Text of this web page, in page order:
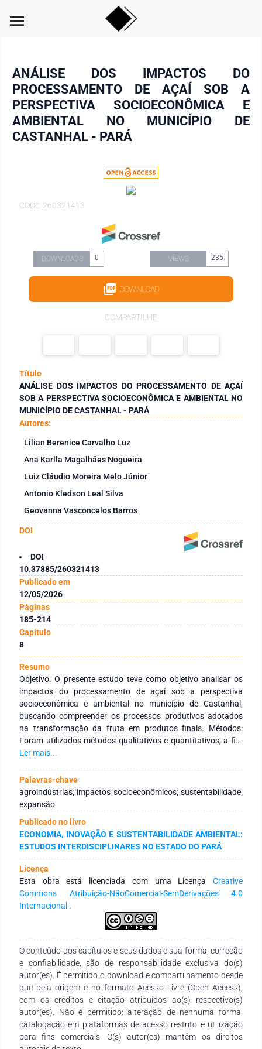
menu
ANÁLISE DOS IMPACTOS DO
PROCESSAMENTO DE AÇAÍ SOB A
PERSPECTIVA SOCIOECONÔMICA E
AMBIENTAL NO MUNICÍPIO DE
CASTANHAL - PARÁ
CODE: 260321413
DOWNLOADS 0 VIEWS 235
DOWNLOAD
COMPARTILHE
Título
ANÁLISE DOS IMPACTOS DO PROCESSAMENTO DE AÇAÍ
SOB A PERSPECTIVA SOCIOECONÔMICA E AMBIENTAL NO
MUNICÍPIO DE CASTANHAL - PARÁ
Autores:
Lilian Berenice Carvalho Luz
Ana Karlla Magalhães Nogueira
Luiz Cláudio Moreira Melo Júnior
Antonio Kledson Leal Silva
Geovanna Vasconcelos Barros
DOI
DOI
10.37885/260321413
Publicado em
12/05/2026
Páginas
185-214
Capítulo
8
Resumo
Objetivo: O presente estudo teve como objetivo analisar os
impactos do processamento de açaí sob a perspectiva
socioeconômica e ambiental no município de Castanhal,
buscando compreender os processos produtivos adotados
na transformação da fruta em produtos finais. Métodos:
Foram utilizados métodos qualitativos e quantitativos, a fim
de compreender com precisão as informações coletadas,
pesquisa de campo. O instrumento de pesquisa foi conduzido
por meio de um questionário com perguntas abertas e
fechadas, aplicado aos responsáveis técnicos das
agroindústrias de açaí do município. Resultados: A análise
dos dados revela que as empresas garantem o fornecimento
de matéria-prima por meio de diversos municípios,
destacando-se a região do Baixo Tocantins. Tal dinâmica
revela a expansão dos canais de acesso ao açaí e o
crescimento do consumo no município local e em outras
regiões. Observou-se ainda que o período de safra tende a
estimular a diversificação dos produtos derivados, além da
geração de renda e empregos temporários. No aspecto
ambiental, as empresas não possuem programas formais de
mecanismos de apoio para alinhar-se às normas ambientais,
de saúde e qualidade do produto. Conclusão: Conclui-se que
as políticas públicas voltadas à sustentabilidade tendem a
garantir a conformidade com a destinação adequada dos
resíduos. Observa-se que esse é um processo de mão dupla:
as empresas precisam executar essas atividades, mas sem
apoio e locais adequados, não conseguem cumprir
integralmente as exigências, destacando, assim, a
Ler mais...
Palavras-chave
agroindústrias; impactos socioeconômicos; sustentabilidade;
expansão
Publicado no livro
ECONOMIA, INOVAÇÃO E SUSTENTABILIDADE AMBIENTAL:
ESTUDOS INTERDISCIPLINARES NO ESTADO DO PARÁ
Licença
Esta obra está licenciada com uma Licença Creative
Commons Atribuição-NãoComercial-SemDerivações 4.0
Internacional .
O conteúdo dos capítulos e seus dados e sua forma, correção
e confiabilidade, são de responsabilidade exclusiva do(s)
autor(es). É permitido o download e compartilhamento desde
que pela origem e no formato Acesso Livre (Open Access),
com os créditos e citação atribuídos ao(s) respectivo(s)
autor(es). Não é permitido: alteração de nenhuma forma,
catalogação em plataformas de acesso restrito e utilização
para fins comerciais. O(s) autor(es) mantêm os direitos